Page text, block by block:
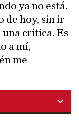
ya no está.
de hoy, sin ir
una crítica. Es
a mí,
me